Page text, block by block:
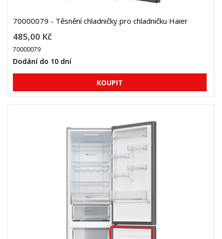
70000079 - Těsnění chladničky pro chladničku Haier
485,00 Kč
70000079
Dodání do 10 dní